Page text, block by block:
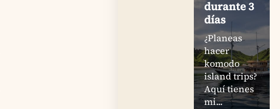
durante 3
días
¿Planeas
hacer
komodo
island trips?
Aquí tienes
mi...
Pink
Beach